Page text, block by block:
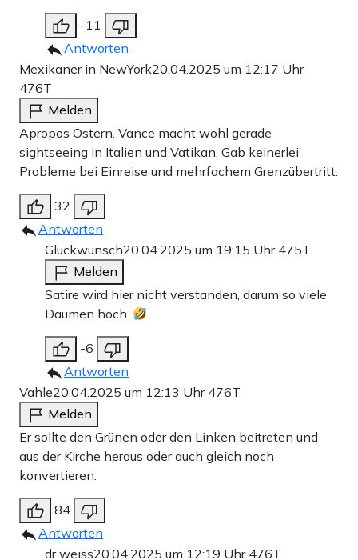
-11
Antworten
Mexikaner in NewYork20.04.2025 um 12:17 Uhr
476T
Melden
Apropos Ostern. Vance macht wohl gerade
sightseeing in Italien und Vatikan. Gab keinerlei
Probleme bei Einreise und mehrfachem Grenzübertritt.
32
Antworten
Glückwunsch20.04.2025 um 19:15 Uhr 475T
Melden
Satire wird hier nicht verstanden, darum so viele
Daumen hoch.
-6
Antworten
Vahle20.04.2025 um 12:13 Uhr 476T
Melden
Er sollte den Grünen oder den Linken beitreten und
aus der Kirche heraus oder auch gleich noch
konvertieren.
84
Antworten
dr weiss20.04.2025 um 12:19 Uhr 476T